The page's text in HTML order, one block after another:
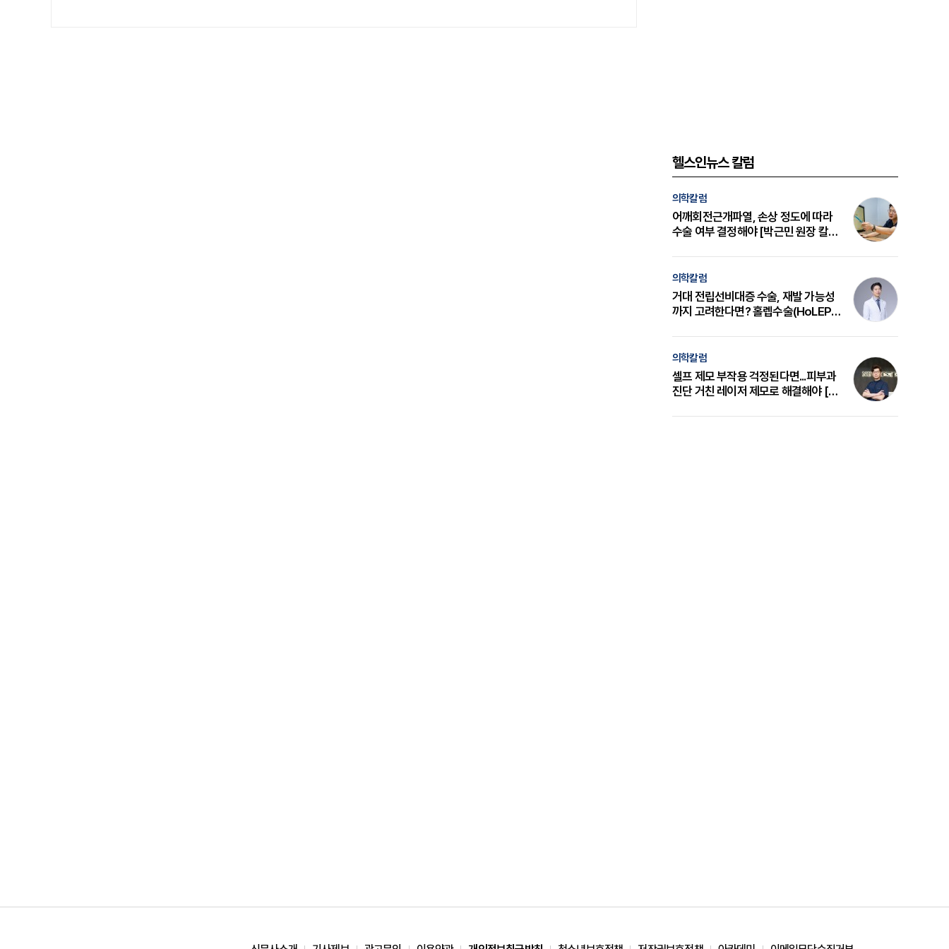
헬스인뉴스 칼럼
의학칼럼
어깨회전근개파열, 손상 정도에 따라
수술 여부 결정해야 [박근민 원장 칼
의학칼럼
거대 전립선비대증 수술, 재발 가능성
까지 고려한다면? 홀렙수술(HoLEP)
의학칼럼
셀프 제모 부작용 걱정된다면...피부과
진단 거친 레이저 제모로 해결해야 [변